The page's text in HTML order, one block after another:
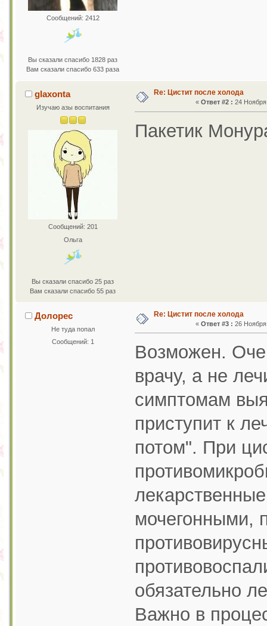
Сообщений: 2412
Вы сказали спасибо 1828 раз
Вам сказали спасибо 633 раза
glaxonta
Изучаю азы воспитания
Сообщений: 201
Ольга
Вы сказали спасибо 25 раз
Вам сказали спасибо 55 раз
Re: Цистит после холода
« Ответ #2 : 24
Пакетик
Долорес
Не туда попал
Сообщений: 1
Re: Цистит после холода
« Ответ #3 : 26
Возможен.
врачу, а не
симптомам
приступит к
потом". При
мочегонными,
обязательно
Важно в